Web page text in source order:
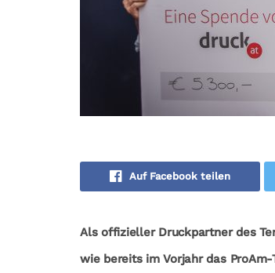
Auf Facebook teilen
Als offizieller Druckpartner des
wie bereits im Vorjahr das